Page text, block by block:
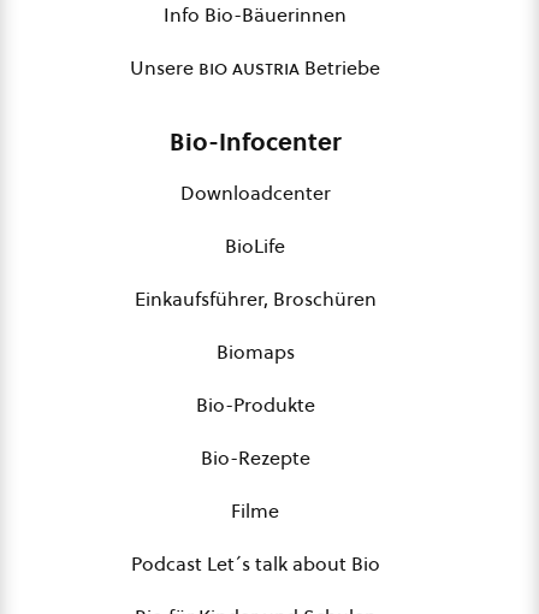
Info Bio-Bäuerinnen
Unsere bio austria Betriebe
Bio-Infocenter
Downloadcenter
BioLife
Einkaufsführer, Broschüren
Biomaps
Bio-Produkte
Bio-Rezepte
Filme
Podcast Let´s talk about Bio